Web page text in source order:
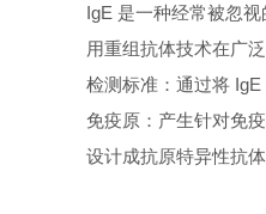
IgE 是一种经常被忽
用重组抗体技术在广
检测标准：通过将
免疫原：产生针对免
设计成抗原特异性抗